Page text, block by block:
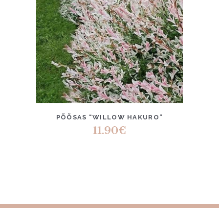
PÕÕSAS “WILLOW HAKURO”
11.90€